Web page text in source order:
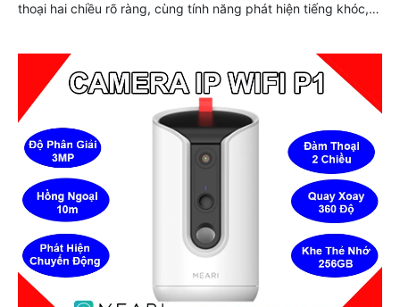
thoại hai chiều rõ ràng, cùng tính năng phát hiện tiếng khóc,
đến 256GB có nút gọi điện